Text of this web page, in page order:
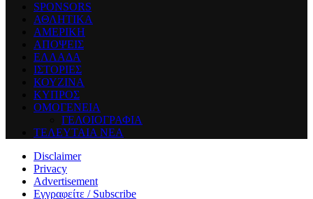
SPONSORS
ΑΘΛΗΤΙΚΑ
ΑΜΕΡΙΚΗ
ΑΠΟΨΕΙΣ
ΕΛΛΑΔΑ
ΙΣΤΟΡΙΕΣ
ΚΟΥΖΙΝΑ
ΚΥΠΡΟΣ
ΟΜΟΓΕΝΕΙΑ
ΓΕΛΟΙΟΓΡΑΦΙΑ
ΤΕΛΕΥΤΑΙΑ ΝΕΑ
Disclaimer
Privacy
Advertisement
Εγγραφείτε / Subscribe